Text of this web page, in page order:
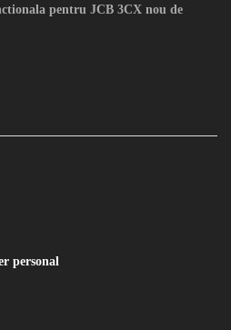
pentru JCB 3CX nou de
personal